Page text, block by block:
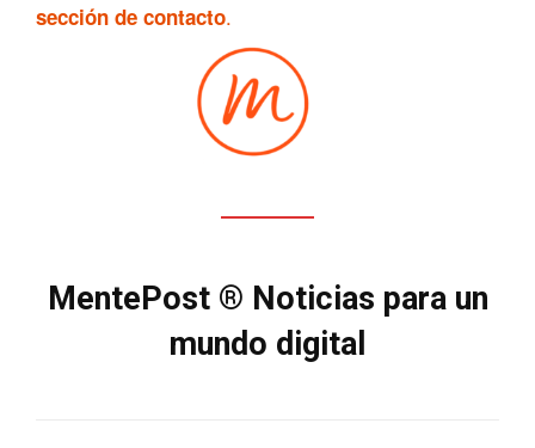
sección de contacto.
MentePost ® Noticias para un
mundo digital